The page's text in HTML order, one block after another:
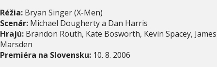
Réžia: Bryan Singer (X-Men)
Scenár: Michael Dougherty a Dan Harris
Hrajú: Brandon Routh, Kate Bosworth, Kevin Spacey, James
Marsden
Premiéra na Slovensku: 10. 8. 2006